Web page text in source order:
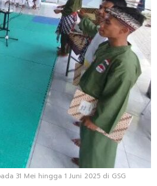
31 Mei hingga 1 Juni 2025 di GSG